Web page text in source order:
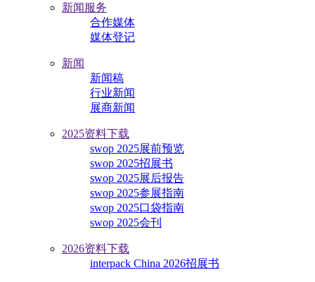
新闻服务
合作媒体
媒体登记
新闻
新闻稿
行业新闻
展商新闻
2025资料下载
swop 2025展前预览
swop 2025招展书
swop 2025展后报告
swop 2025参展指南
swop 2025口袋指南
swop 2025会刊
2026资料下载
interpack China 2026招展书